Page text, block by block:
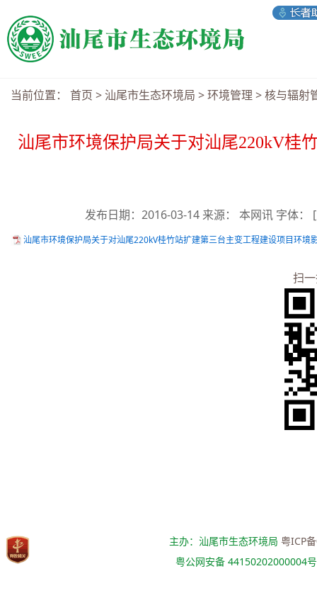
当前位置： 首页 > 汕尾市生态环境局 >环境管理 >核与辐射
汕尾市环境保护局关于对汕尾220kV桂
发布日期：2016-03-14 来源： 本网讯 字体：
汕尾市环境保护局关于对汕尾220kV桂竹站扩建第三台主变工程建设项目环境
扫
主办：汕尾市生态环境局粤ICP
粤公网安备 44150202000004号